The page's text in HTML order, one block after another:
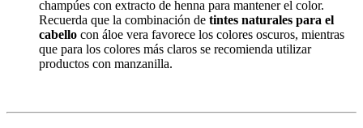
champúes con extracto de henna para mantener el color.
Recuerda que la combinación de tintes naturales para el
cabello con áloe vera favorece los colores oscuros, mientras
que para los colores más claros se recomienda utilizar
productos con manzanilla.